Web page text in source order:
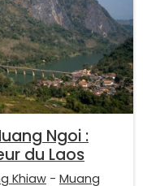
Ngoi :
du Laos
Khiaw - Muang